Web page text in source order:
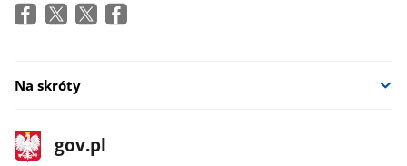
Na skróty
stopka
gov.pl
Strona
gov.pl